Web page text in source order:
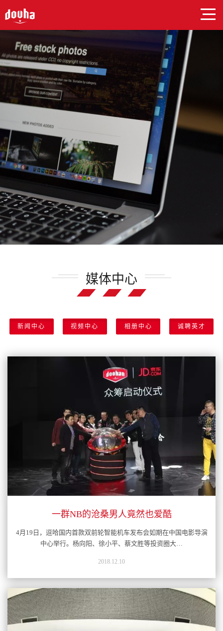
媒体中心
新闻中心 视频中心 相册中心 诚聘英才
一群NB的沧桑男人竟然也爱酷
4月19日，逗哈国内首款双前轮智能机车发布会如期在中国电影导演
中心举行。杨向阳、徐小平、蔡文胜等投资圈大…
2018.12.10